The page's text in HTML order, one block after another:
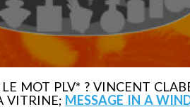
MOT PLV* ? VINCENT
VITRINE; MESSAGE IN A